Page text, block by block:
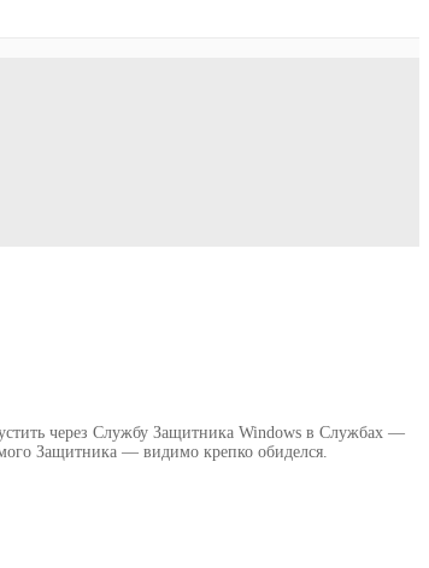
через Службу Защитника Windows в Службах —
Защитника — видимо крепко обиделся.